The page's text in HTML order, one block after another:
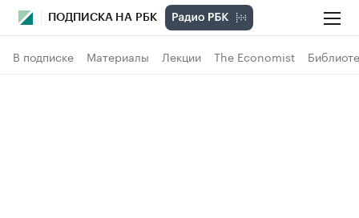
ПОДПИСКА НА РБК
В подписке Материалы Лекции The Economist